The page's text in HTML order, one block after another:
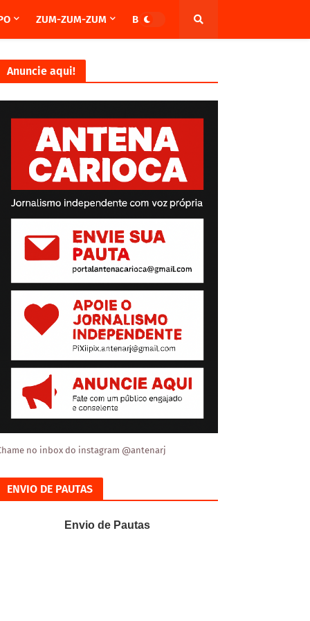
ZUM-ZUM-ZUM BRASIL
Anuncie aqui!
no inbox do instagram @antenarj
ENVIO DE PAUTAS
Envio de Pautas